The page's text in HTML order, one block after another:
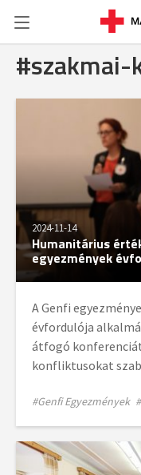
#szakmai-
2024-11-14
Humanitárius
egyezmények
A Genfi
évfordulója
átfogó
konfliktusokat
#Genfi Egyezmények